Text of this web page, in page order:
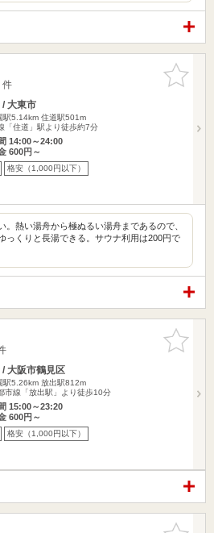
お気に入
りに追加
/ 大東市
駅5.14km 住道駅501m
「住道」駅より徒歩約7分
14:00～24:00
600円～
格安（1,000円以下）
。熱い湯舟から極ぬるい湯舟まであるので、
っくりと長湯できる。サウナ利用は200円で
お気に入
りに追加
/ 大阪市鶴見区
駅5.26km 放出駅812m
市線「放出駅」より徒歩10分
15:00～23:20
600円～
格安（1,000円以下）
お気に入